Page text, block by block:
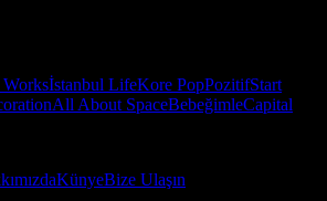
İstanbul LifeKore PopPozitifStart
All About SpaceBebeğimleCapital
KünyeBize Ulaşın